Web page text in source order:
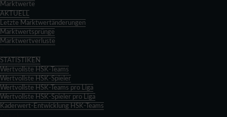
Marktwerte
AKTUELL
Letzte Marktwertänderungen
Marktwertsprünge
Marktwertverluste
STATISTIKEN
Wertvollste HSK-Teams
Wertvollste HSK-Spieler
Wertvollste HSK-Teams pro Liga
Wertvollste HSK-Spieler pro Liga
Kaderwert-Entwicklung HSK-Teams